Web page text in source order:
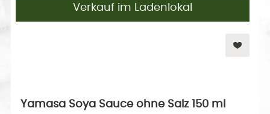
Verkauf im Ladenlokal
Yamasa Soya Sauce ohne Salz 150 ml